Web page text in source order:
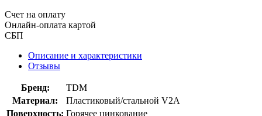
Счет на оплату
Онлайн-оплата картой
СБП
Описание и характеристики
Отзывы
Бренд:
TDM
Материал:
Пластиковый/стальной V2A
Поверхность: Горячее цинкование